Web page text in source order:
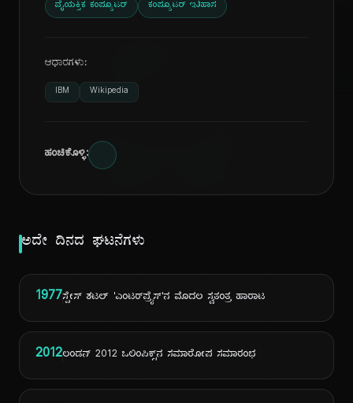
ದಿ
ವೈಯಕ್ತಿಕ ಕಂಪ್ಯೂಟರ್ ಕಂಪ್ಯೂಟರ್ ಇತಿಹಾಸ
ಆಧಾರಗಳು:
IBM Wikipedia
ಹಂಚಿಕೊಳ್ಳಿ:
ಅದೇ ದಿನದ ಘಟನೆಗಳು
1977ಸ್ಪೇಸ್ ಶಟಲ್ 'ಎಂಟರ್‌ಪ್ರೈಸ್'ನ ಮೊದಲ ಸ್ವತಂತ್ರ ಹಾರಾಟ
2012ಲಂಡನ್ 2012 ಒಲಿಂಪಿಕ್ಸ್‌ನ ಸಮಾರೋಪ ಸಮಾರಂಭ